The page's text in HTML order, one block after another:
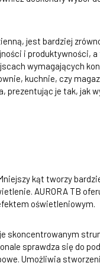
jest bardziej
i produktywności, a
wymagających
kuchnie, czy
prezentując je tak, jak
kąt tworzy
AURORA TB
oświetleniowym.
skoncentrowanym
sprawdza się do
Umożliwia